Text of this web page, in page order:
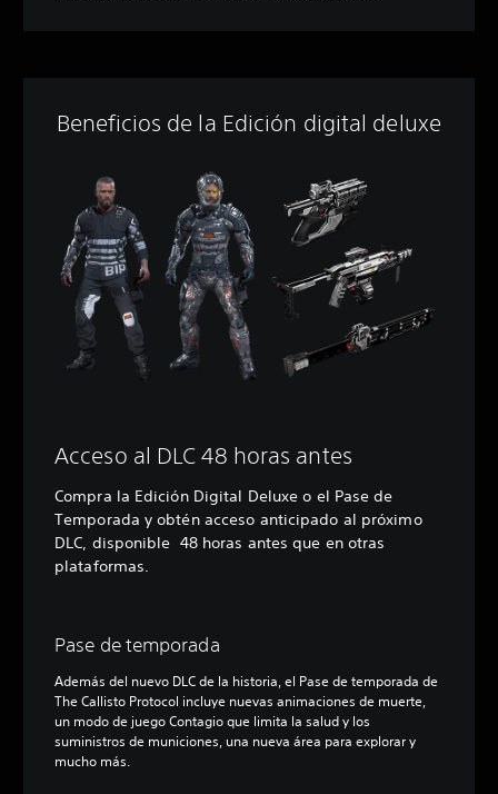
Beneficios de la Edición digital deluxe
Acceso al DLC 48 horas antes
Compra la Edición Digital Deluxe o el Pase de
Temporada y obtén acceso anticipado al próximo
DLC, disponible 48 horas antes que en otras
plataformas.
Pase de temporada
Además del nuevo DLC de la historia, el Pase de temporada de
The Callisto Protocol incluye nuevas animaciones de muerte,
un modo de juego Contagio que limita la salud y los
suministros de municiones, una nueva área para explorar y
mucho más.